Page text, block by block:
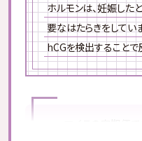
ポリグ
(食事に
※必要のない月は０本をご
※どれを選んでも月額の金
※第一類医薬品に分類され
受ける必要があります。マ
ホルモンは、妊娠した
要なはたらきをしてい
hCGを検出することで